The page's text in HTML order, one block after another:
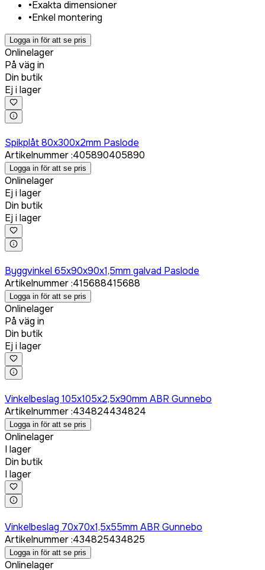
•Exakta dimensioner
•Enkel montering
Logga in för att se pris
Onlinelager
På väg in
Din butik
Ej i lager
Spikplåt 80x300x2mm Paslode
Artikelnummer:405890405890
Logga in för att se pris
Onlinelager
Ej i lager
Din butik
Ej i lager
Byggvinkel 65x90x90x1,5mm galvad Paslode
Artikelnummer:415688415688
Logga in för att se pris
Onlinelager
På väg in
Din butik
Ej i lager
Vinkelbeslag 105x105x2,5x90mm ABR Gunnebo
Artikelnummer:434824434824
Logga in för att se pris
Onlinelager
I lager
Din butik
I lager
Vinkelbeslag 70x70x1,5x55mm ABR Gunnebo
Artikelnummer:434825434825
Logga in för att se pris
Onlinelager